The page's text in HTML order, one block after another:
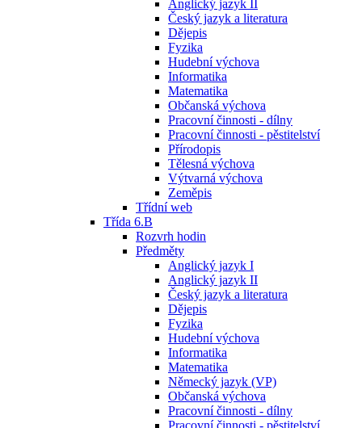
Anglický jazyk II
Český jazyk a literatura
Dějepis
Fyzika
Hudební výchova
Informatika
Matematika
Občanská výchova
Pracovní činnosti - dílny
Pracovní činnosti - pěstitelství
Přírodopis
Tělesná výchova
Výtvarná výchova
Zeměpis
Třídní web
Třída 6.B
Rozvrh hodin
Předměty
Anglický jazyk I
Anglický jazyk II
Český jazyk a literatura
Dějepis
Fyzika
Hudební výchova
Informatika
Matematika
Německý jazyk (VP)
Občanská výchova
Pracovní činnosti - dílny
Pracovní činnosti - pěstitelství